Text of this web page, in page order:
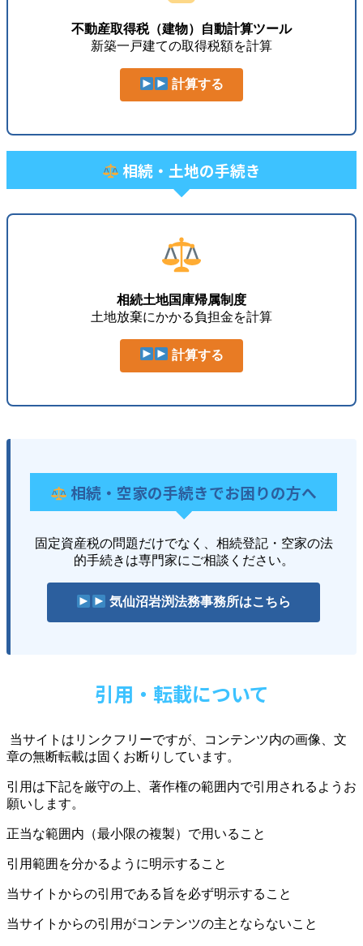
不動産取得税（建物）自動計算ツール
新築一戸建ての取得税額を計算
計算する
相続・土地の手続き
相続土地国庫帰属制度
土地放棄にかかる負担金を計算
計算する
相続・空家の手続きでお困りの方へ
固定資産税の問題だけでなく、相続登記・空家の法
的手続きは専門家にご相談ください。
気仙沼岩渕法務事務所はこちら
引用・転載について
当サイトはリンクフリーですが、コンテンツ内の画像、文
章の無断転載は固くお断りしています。
引用は下記を厳守の上、著作権の範囲内で引用されるようお
願いします。
正当な範囲内（最小限の複製）で用いること
引用範囲を分かるように明示すること
当サイトからの引用である旨を必ず明示すること
当サイトからの引用がコンテンツの主とならないこと